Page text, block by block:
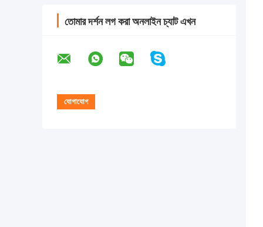
তোমার দর্শন লগ করা অনলাইন চ্যাট এখন